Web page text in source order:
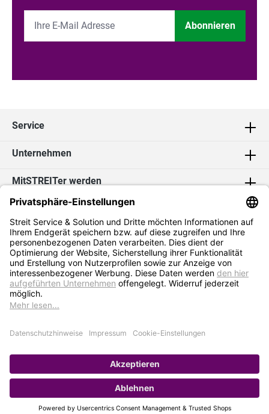
Abonnieren
Service
Unternehmen
MitSTREITer werden
Kontakt
Social Media
* Alle Preise exkl. MwSt. zzgl.Versandkosten
Impressum
Hinweisgebersystem
Erklärung zur Barrierefreiheit
Verkauf nur an Selbstständige / Gewerbetreibende. Kein Verkauf an
Privat. Preise gelten nur bei Bestellung im Online-Shop